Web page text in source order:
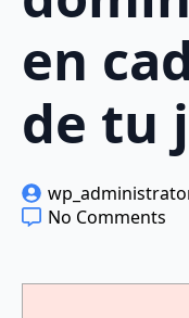
en
de tu
No Comments